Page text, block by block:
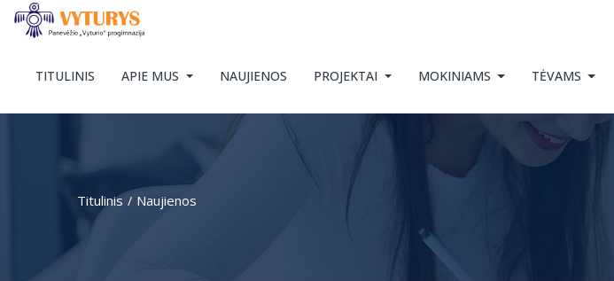
TITULINIS APIE MUS NAUJIENOS PROJEKTAI MOKINIAMS TĖVAMS
Titulinis Naujienos